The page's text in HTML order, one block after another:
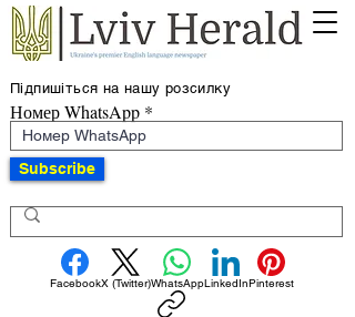
Підпишіться на нашу розсилку
Номер WhatsApp
Subscribe
FacebookX (Twitter)WhatsAppLinkedInPinterest